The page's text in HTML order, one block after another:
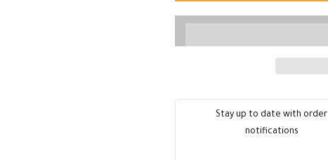
Stay up to date with order
notifications